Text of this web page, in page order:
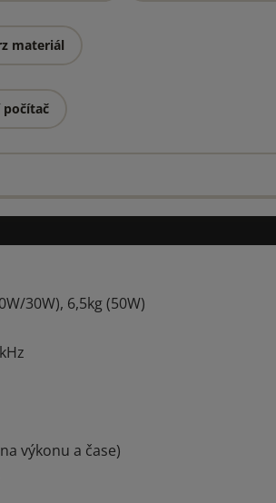
materiál
počítač
ti mohli ozvat.
30W), 6,5kg (50W)
výkonu a čase)